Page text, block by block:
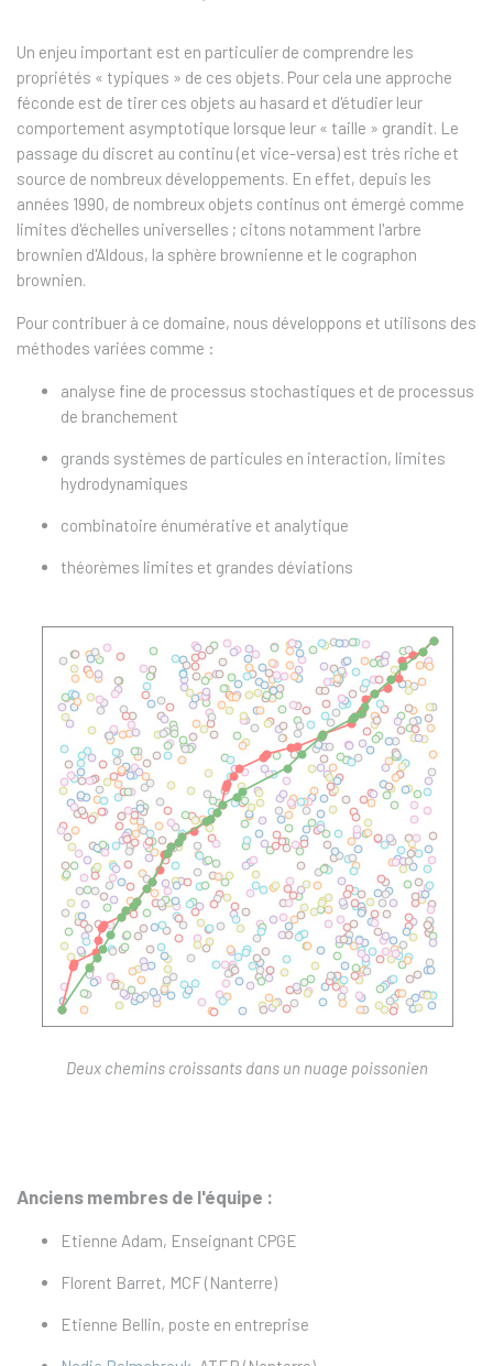
Un enjeu important est en particulier de comprendre les
propriétés « typiques » de ces objets. Pour cela une approche
féconde est de tirer ces objets au hasard et d'étudier leur
comportement asymptotique lorsque leur « taille » grandit. Le
passage du discret au continu (et vice-versa) est très riche et
source de nombreux développements. En effet, depuis les
années 1990, de nombreux objets continus ont émergé comme
limites d'échelles universelles ; citons notamment l'arbre
brownien d'Aldous, la sphère brownienne et le cographon
brownien.
Pour contribuer à ce domaine, nous développons et utilisons des
méthodes variées comme :
analyse fine de processus stochastiques et de processus
de branchement
grands systèmes de particules en interaction, limites
hydrodynamiques
combinatoire énumérative et analytique
théorèmes limites et grandes déviations
Deux chemins croissants dans un nuage poissonien
Anciens membres de l'équipe :
Etienne Adam, Enseignant CPGE
Florent Barret, MCF (Nanterre)
Etienne Bellin, poste en entreprise